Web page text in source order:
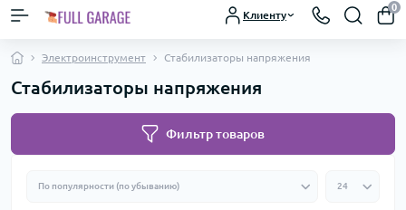
Клиенту
0
Электроинструмент Стабилизаторы напряжения
Стабилизаторы напряжения
Фильтр товаров